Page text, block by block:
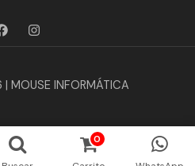
INFORMÁTICA
0